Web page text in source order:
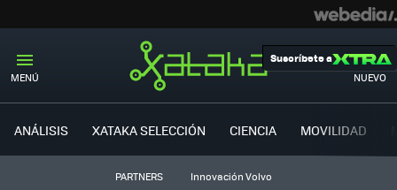
MENÚ NUEVO
Suscríbete a
ANÁLISIS XATAKA SELECCIÓN CIENCIA MOVILIDAD
PARTNERS Innovación Volvo